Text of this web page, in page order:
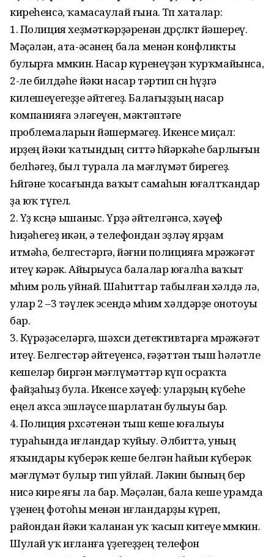
киреһенсә, ҡамасаулай ғына. Төп хаталар:
1. Полиция хеҙмәткәрҙәренән дөрөҫлөктө йәшереү.
Мәҫәлән, ата-әсәнең бала менән конфликты
булырға мөмкин. Насар күренеүҙән ҡурҡмайынса,
2-ле билдәһе йәки насар тәртип өсөн һүҙгә
килешеүегеҙҙе әйтегеҙ. Балағыҙҙың насар
компанияға эләгеүен, мәктәптәге
проблемаларын йәшермәгеҙ. Икенсе миҫал:
ирҙең йәки ҡатындың ситтә һөйәркәһе барлығын
белһәгеҙ, был турала ла мәғлүмәт бирегеҙ.
Һөйгәне ҡосағында ваҡыт самаһын юғалтҡандар
ҙа юҡ түгел.
2. Үҙ көсөңә ышаныс. Үрҙә әйтелгәнсә, хәүеф
һиҙәһегеҙ икән, ә телефондан эҙләү ярҙам
итмәһә, белгестәргә, йәғни полицияға мөрәжәғәт
итеү кәрәк. Айырыуса балалар юғалһа ваҡыт
мөһим роль уйнай. Шаһиттар табылған хәлдә лә,
улар 2 –3 тәүлек эсендә мөһим хәлдәрҙе онотоуы
бар.
3. Күрәҙәселәргә, шәхси детективтарға мөрәжәғәт
итеү. Белгестәр әйтеүенсә, ғәҙәттән тыш һәләтле
кешеләр биргән мәғлүмәттәр күп осраҡта
файҙаһыҙ була. Икенсе хәүеф: уларҙың күбеһе
еңел аҡса эшләүсе шарлатан булыуы бар.
4. Полиция рөхсәтенән тыш кеше юғалыуы
тураһында иғландар ҡуйыу. Әлбиттә, уның
яҡындары күберәк кеше белгән һайын күберәк
мәғлүмәт булыр тип уйлай. Ләкин бының бер
нисә кире яғы ла бар. Мәҫәлән, бала кеше урамда
үҙенең фотоһы менән иғландарҙы күреп,
райондан йәки ҡаланан уҡ ҡасып китеүе мөмкин.
Шулай уҡ иғланға үҙегеҙҙең телефон